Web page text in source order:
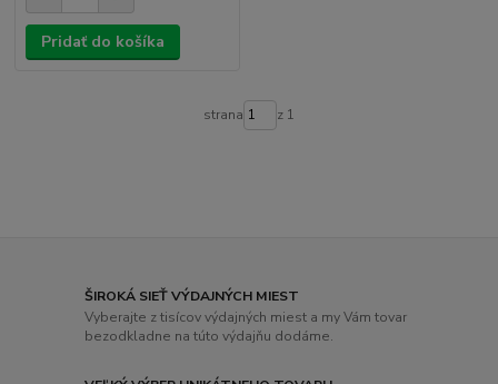
Pridať do košíka
strana z 1
ŠIROKÁ SIEŤ VÝDAJNÝCH MIEST
Vyberajte z tisícov výdajných miest a my Vám tovar
bezodkladne na túto výdajňu dodáme.